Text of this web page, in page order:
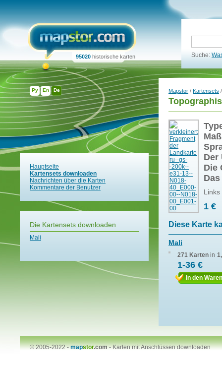
Ру En De
95020 historische karten Suche:
Hauptseite
Kartensets downloaden
Nachrichten über die Karten
Kommentare der Benutzer
Die Kartensets downloaden
Mali
Mapstor / Kartensets
Der
Die
1 €
Diese Karte
Mali
271 Karten in
1-36 €
In den
© 2005-2022 -mapstor.com-Karten mit Anschlüssen downloaden